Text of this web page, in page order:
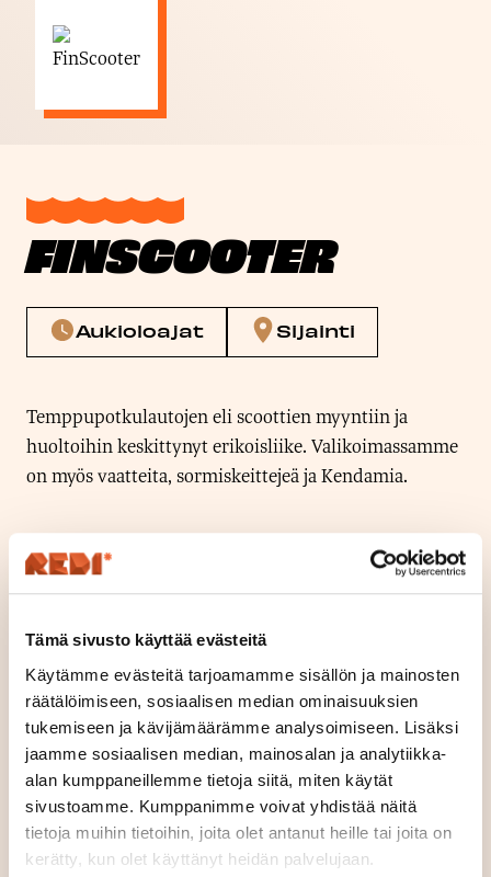
Tämä sivusto käyttää evästeitä
Käytämme evästeitä tarjoamamme sisällön ja mainosten
räätälöimiseen, sosiaalisen median ominaisuuksien
tukemiseen ja kävijämäärämme analysoimiseen. Lisäksi
jaamme sosiaalisen median, mainosalan ja analytiikka-
alan kumppaneillemme tietoja siitä, miten käytät
sivustoamme. Kumppanimme voivat yhdistää näitä
tietoja muihin tietoihin, joita olet antanut heille tai joita on
kerätty, kun olet käyttänyt heidän palvelujaan.
FINSCOOTER
Aukioloajat Sijainti
Temppupotkulautojen eli scoottien myyntiin ja
huoltoihin keskittynyt erikoisliike. Valikoimassamme
on myös vaatteita, sormiskeittejeä ja Kendamia.
Sijainti
Kerros 3
Avoinna tänään
A
v
o
i
n
n
a
Aukioloajat
Ma - Pe 12-20
La12-18
Su Suljettu
Verkkosivut
finscooter.com/